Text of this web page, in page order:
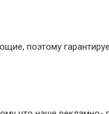
поэтому